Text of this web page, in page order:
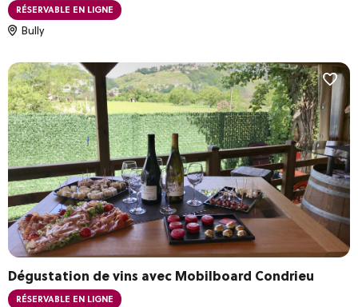
RÉSERVABLE EN LIGNE
Bully
Dégustation de vins avec Mobilboard Condrieu
RÉSERVABLE EN LIGNE